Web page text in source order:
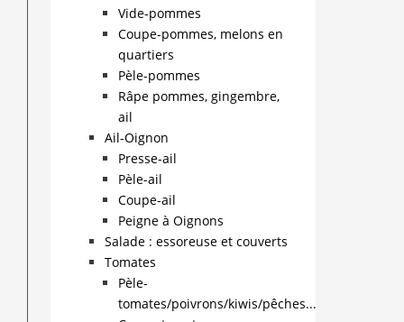
Vide-pommes
Coupe-pommes, melons en
quartiers
Pèle-pommes
Râpe pommes, gingembre,
ail
Ail-Oignon
Presse-ail
Pèle-ail
Coupe-ail
Peigne à Oignons
Salade : essoreuse et couverts
Tomates
Pèle-
tomates/poivrons/kiwis/pêches...